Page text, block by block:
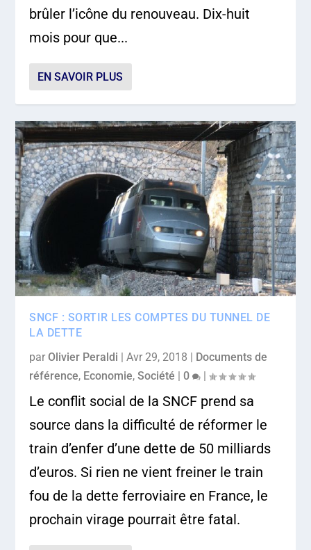
brûler l’icône du renouveau. Dix-huit
mois pour que...
EN SAVOIR PLUS
SNCF : SORTIR LES COMPTES DU TUNNEL DE
LA DETTE
parOlivier Peraldi |Avr 29, 2018
Documents de
référence, Economie,Société |0 |
Le conflit social de la SNCF prend sa
source dans la difficulté de réformer le
train d’enfer d’une dette de 50 milliards
d’euros. Si rien ne vient freiner le train
fou de la dette ferroviaire en France, le
prochain virage pourrait être fatal.